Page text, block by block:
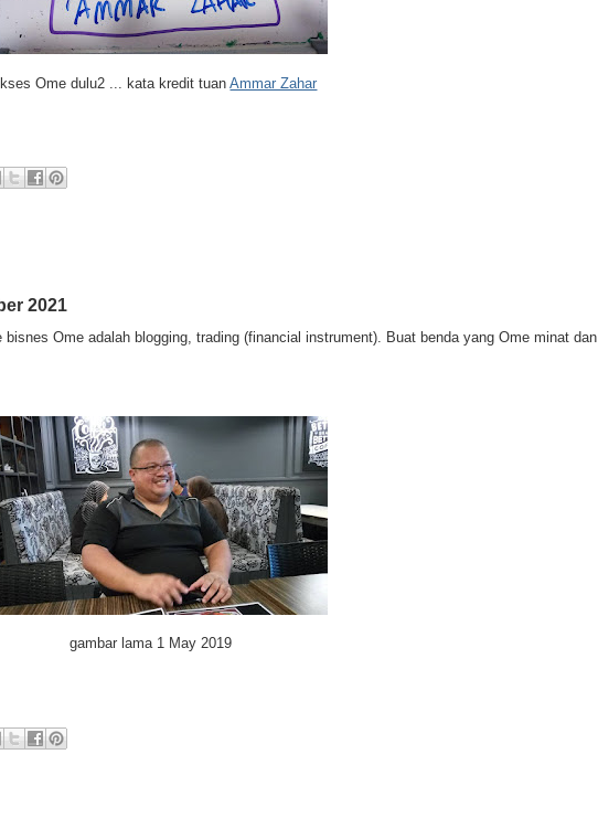
Ome dulu2 ... kata kredit tuanAmmar Zahar
2021
Ome adalah blogging, trading (financial instrument). Buat benda yang Ome minat dan
gambar lama 1 May 2019